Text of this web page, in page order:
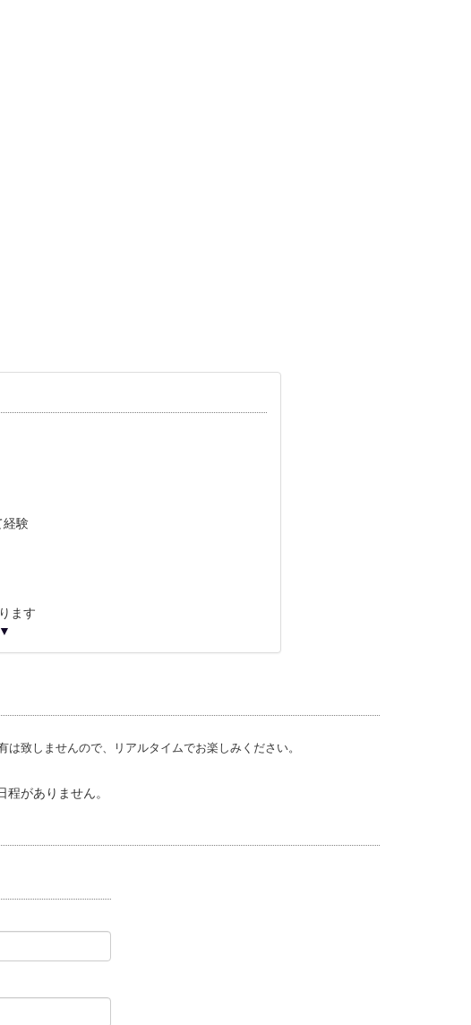
験
ます
は致しませんので、リアルタイムでお楽しみください。
がありません。